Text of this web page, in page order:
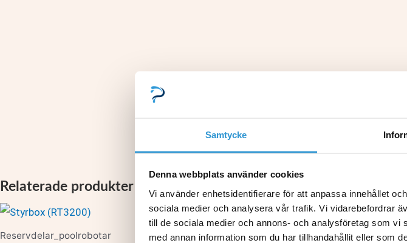
Samtycke
Denna webbplats använder cookies
Vi använder enhetsidentifierare för att anpassa innehållet
sociala medier och analysera vår trafik. Vi vidarebefordrar
till de sociala medier och annons- och analysföretag som
med annan information som du har tillhandahållit eller som
Relaterade produkter
Reservdelar_poolrobotar TornaX RT2100 Sprängskiss